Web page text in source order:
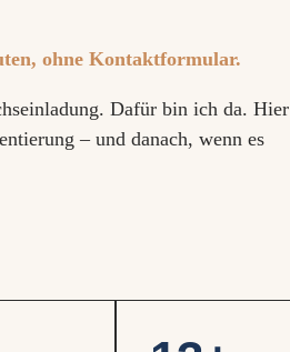
ohne Kontaktformular.
Dafür bin ich da. Hier
– und danach, wenn es